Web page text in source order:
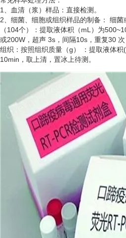
1、血清（浆）样品：直接检测。
2、细菌、细胞或组织样品的制备： 细
（104个）：提取液体积（mL）为
或200W，超声 3s，间隔10s，重复30
组织：按照组织质量（g） ：提取液体
10min，取上清，置冰上待测。